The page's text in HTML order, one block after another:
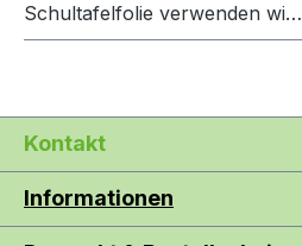
Schultafelfolie verwenden wi…
Kontakt
Informationen